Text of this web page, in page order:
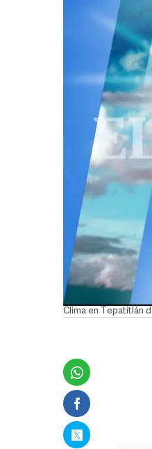
Clima en Tepatitlán